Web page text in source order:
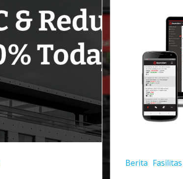
Berita Fasilitas